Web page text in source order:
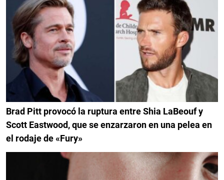
Brad Pitt provocó la ruptura entre Shia LaBeouf y
Scott Eastwood, que se enzarzaron en una pelea en
el rodaje de «Fury»